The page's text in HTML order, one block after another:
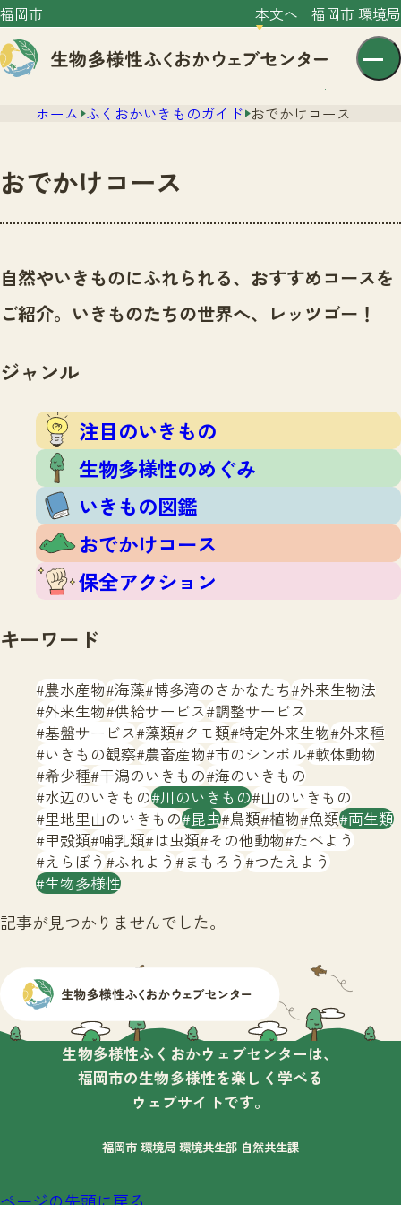
福岡市 本文へ 福岡市 環境局
文字サイズ 小 中 大
センター紹介
センター紹介TOP
サイトポリシー
ニュース
いきものガイド
注目のいきもの
生物多様性のめぐみ
いきもの図鑑
おでかけコース
保全アクション
イベント
いきもの調査隊
調査レポート
調査レポートTOP
調査結果
ふくおかいきものマップ
マッチング
マッチングTOP
掲載申し込みフォーム
お問合せ
生物多様性ふくおかウェブセンターとは
サイトマップ
ホーム ふくおかいきものガイド おでかけコース
おでかけコース
自然やいきものにふれられる、おすすめコースを
ご紹介。いきものたちの世界へ、レッツゴー！
ジャンル
注目のいきもの
生物多様性のめぐみ
いきもの図鑑
おでかけコース
保全アクション
キーワード
農水産物 海藻 博多湾のさかなたち 外来生物法
外来生物 供給サービス 調整サービス
基盤サービス 藻類 クモ類 特定外来生物 外来種
いきもの観察 農畜産物 市のシンボル 軟体動物
希少種 干潟のいきもの 海のいきもの
水辺のいきもの 川のいきもの 山のいきもの
里地里山のいきもの 昆虫 鳥類 植物 魚類 両生類
甲殻類 哺乳類 は虫類 その他動物 たべよう
えらぼう ふれよう まもろう つたえよう
生物多様性
記事が見つかりませんでした。
生物多様性ふくおかウェブセンターは、
福岡市の生物多様性を楽しく学べる
ウェブサイトです。
福岡市 環境局 環境共生部 自然共生課